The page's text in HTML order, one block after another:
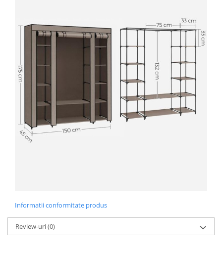
Radio cu ceas & portabile
Mobila dormitor
Mese toaleta si oglinzi
Noptiere
Scaune birou
Camera copilului
Mese si scaune pentru copii
Informatii conformitate produs
Review-uri(0)